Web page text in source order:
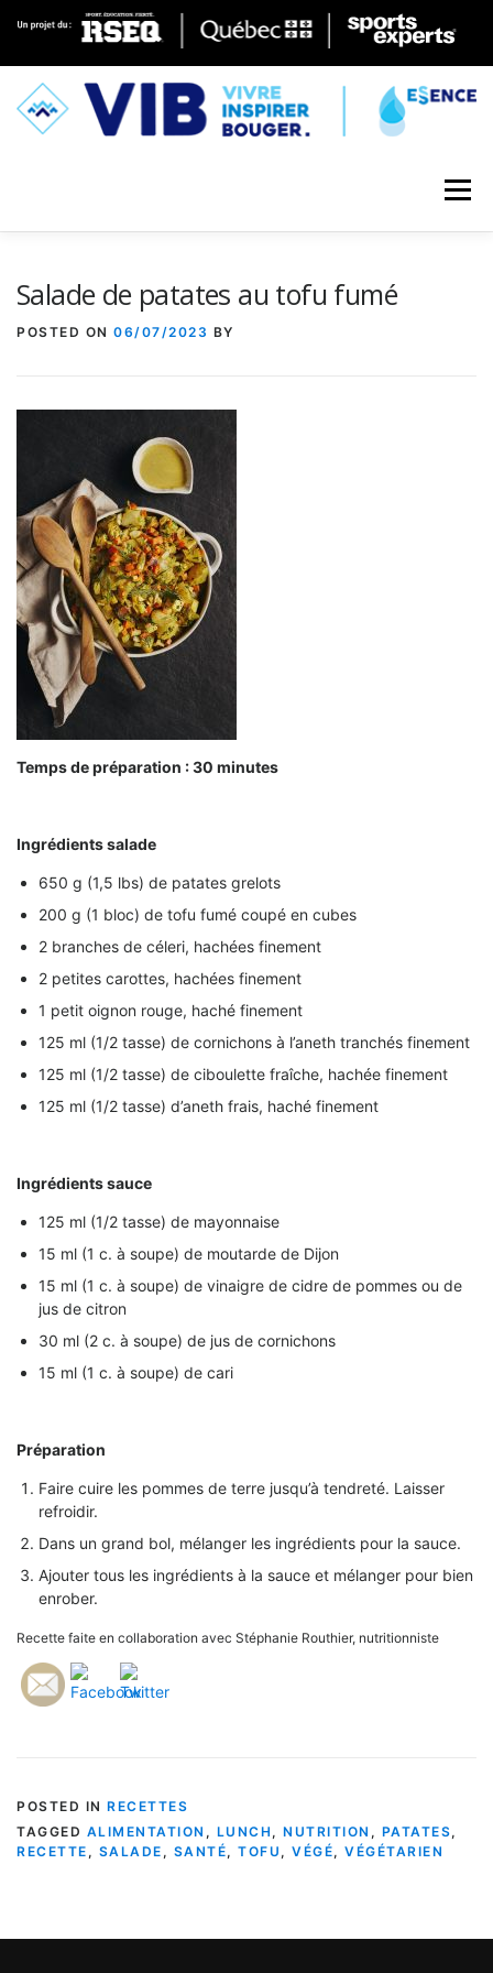
Skip to content
Menu
Salade de patates au tofu fumé
POSTED ON 06/07/2023 BY
Temps de préparation : 30 minutes
Ingrédients salade
650 g (1,5 lbs) de patates grelots
200 g (1 bloc) de tofu fumé coupé en cubes
2 branches de céleri, hachées finement
2 petites carottes, hachées finement
1 petit oignon rouge, haché finement
125 ml (1/2 tasse) de cornichons à l’aneth tranchés finement
125 ml (1/2 tasse) de ciboulette fraîche, hachée finement
125 ml (1/2 tasse) d’aneth frais, haché finement
Ingrédients sauce
125 ml (1/2 tasse) de mayonnaise
15 ml (1 c. à soupe) de moutarde de Dijon
15 ml (1 c. à soupe) de vinaigre de cidre de pommes ou de
jus de citron
30 ml (2 c. à soupe) de jus de cornichons
15 ml (1 c. à soupe) de cari
Préparation
Faire cuire les pommes de terre jusqu’à tendreté. Laisser
refroidir.
Dans un grand bol, mélanger les ingrédients pour la sauce.
Ajouter tous les ingrédients à la sauce et mélanger pour bien
enrober.
Recette faite en collaboration avec Stéphanie Routhier, nutritionniste
POSTED IN RECETTES
TAGGED ALIMENTATION , LUNCH , NUTRITION , PATATES,
RECETTE , SALADE , SANTÉ, TOFU , VÉGÉ, VÉGÉTARIEN